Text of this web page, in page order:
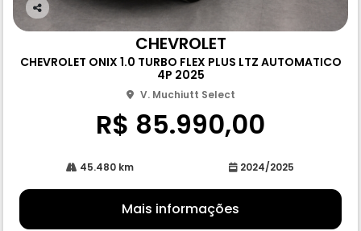
Co
rtil
CHEVROLET
CHEVROLET ONIX 1.0 TURBO FLEX PLUS LTZ AUTOMATICO
4P 2025
V. Muchiutt Select
R$ 85.990,00
45.480 km 2024/2025
Mais informações